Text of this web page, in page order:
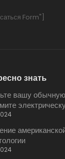
Form"]
знать
вашу